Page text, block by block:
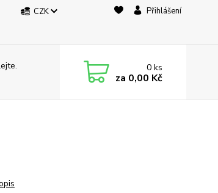
CZK Přihlášení
0ks
za 0,00 Kč